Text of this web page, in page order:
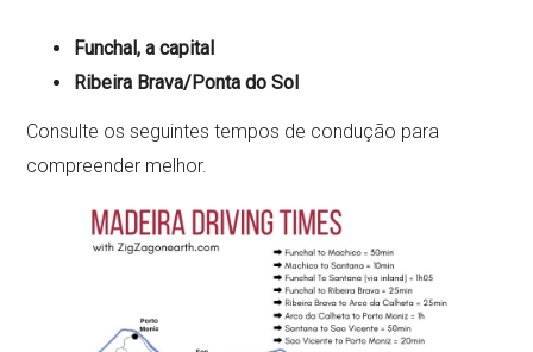
Funchal, a capital
Ribeira Brava/Ponta do Sol
Consulte os seguintes tempos de condução para
compreender melhor.